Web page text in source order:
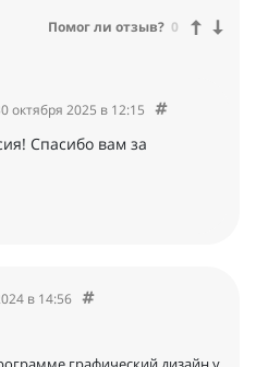
Помог ли отзыв? 0
октября 2025 в 12:15
Спасибо вам за
в 14:56